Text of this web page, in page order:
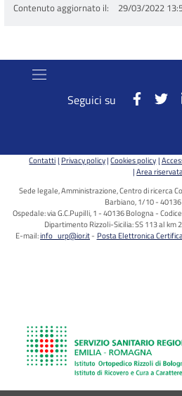
Contenuto aggiornato il 29/03/2022
Seguici su
Contatti Privacy policy Cookies policy
Area
Sede legale, Amministrazione, Centro di ricerca
Barbiano, 1/10 -
Ospedale: via G.C.Pupilli, 1 - 40136 Bologna -
Dipartimento Rizzoli-Sicilia: SS 113 al km
E-mail:info_urp@ior.it Posta Elettronica